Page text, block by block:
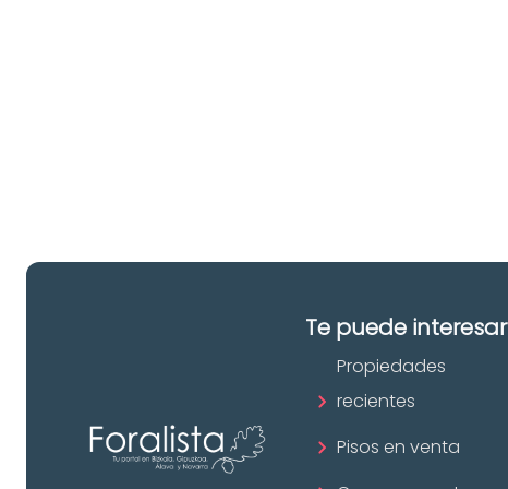
Te puede interesar
Propiedades
recientes
Pisos en venta